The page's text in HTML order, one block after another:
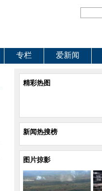
专栏 爱新闻
精彩热图
新闻热搜榜
图片掠影